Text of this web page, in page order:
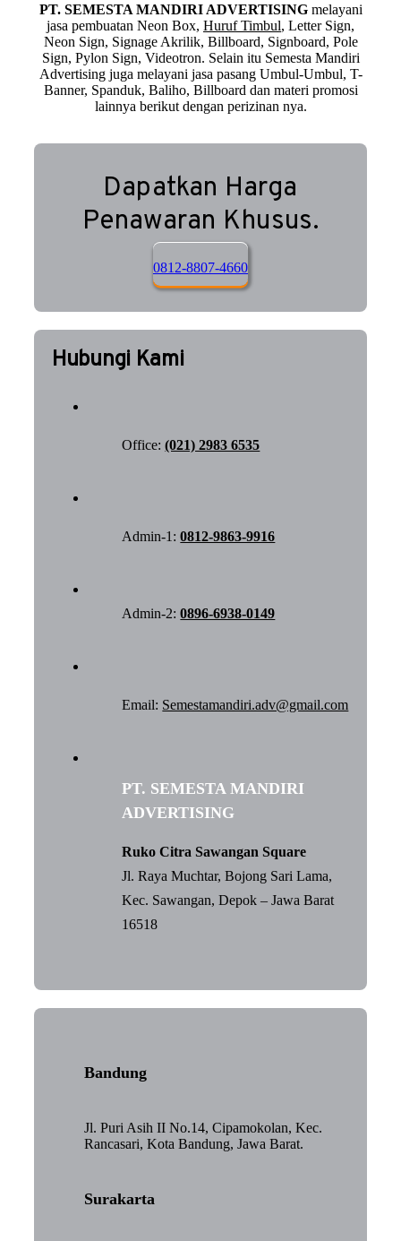
PT. SEMESTA MANDIRI ADVERTISINGmelayani
jasa pembuatan Neon Box, Huruf Timbul, Letter Sign,
Neon Sign, Signage Akrilik, Billboard, Signboard, Pole
Sign, Pylon Sign, Videotron. Selain itu Semesta Mandiri
Advertising juga melayani jasa pasang Umbul-Umbul, T-
Banner, Spanduk, Baliho, Billboard dan materi promosi
lainnya berikut dengan perizinan nya.
Dapatkan Harga
Penawaran Khusus.
0812-8807-4660
Hubungi Kami
Office:(021) 2983 6535
Admin-1:0812-9863-9916
Admin-2:0896-6938-0149
Email: Semestamandiri.adv@gmail.com
PT. SEMESTA MANDIRI
ADVERTISING
Ruko Citra Sawangan Square
Jl. Raya Muchtar, Bojong Sari Lama,
Kec. Sawangan, Depok – Jawa Barat
16518
Bandung
Jl. Puri Asih II No.14, Cipamokolan, Kec.
Rancasari, Kota Bandung, Jawa Barat.
Surakarta